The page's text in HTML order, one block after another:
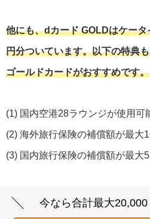
他にも、dカード GOLDはケー
円分ついています。以下の特典
ゴールドカードがおすすめです。
(1) 国内空港28ラウンジが使用可
(2) 海外旅行保険の補償額が最大1
(3) 国内旅行保険の補償額が最大
今なら合計最大20,000